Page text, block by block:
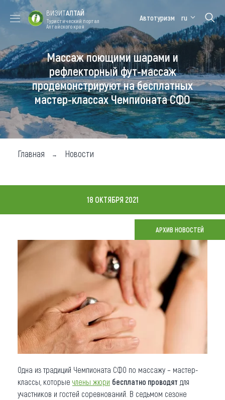
Форум VISIT
ALTAI
Цветение
маральника
Медицинский
форум
Алтайская
зимовка
Туры
Где побывать
Чем заняться
Где остановиться
Что привезти (сувениры)
О регионе
Коллекция впечатлений
Другие рубрики
ВИЗИТАЛТАЙ
Туристический портал
Алтайского края
Автотуризм ru
Массаж поющими шарами и
рефлекторный фут-массаж
продемонстрируют на бесплатных
мастер-классах Чемпионата СФО
Главная Новости
18 ОКТЯБРЯ 2021
АРХИВ НОВОСТЕЙ
Одна из традиций Чемпионата СФО по массажу – мастер-
классы, которые члены жюри бесплатно проводят для
участников и гостей соревнований. В седьмом сезоне